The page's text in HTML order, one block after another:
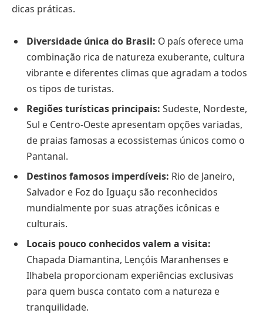
dicas práticas.
Diversidade única do Brasil: O país oferece uma
combinação rica de natureza exuberante, cultura
vibrante e diferentes climas que agradam a todos
os tipos de turistas.
Regiões turísticas principais: Sudeste, Nordeste,
Sul e Centro-Oeste apresentam opções variadas,
de praias famosas a ecossistemas únicos como o
Pantanal.
Destinos famosos imperdíveis: Rio de Janeiro,
Salvador e Foz do Iguaçu são reconhecidos
mundialmente por suas atrações icônicas e
culturais.
Locais pouco conhecidos valem a visita:
Chapada Diamantina, Lençóis Maranhenses e
Ilhabela proporcionam experiências exclusivas
para quem busca contato com a natureza e
tranquilidade.